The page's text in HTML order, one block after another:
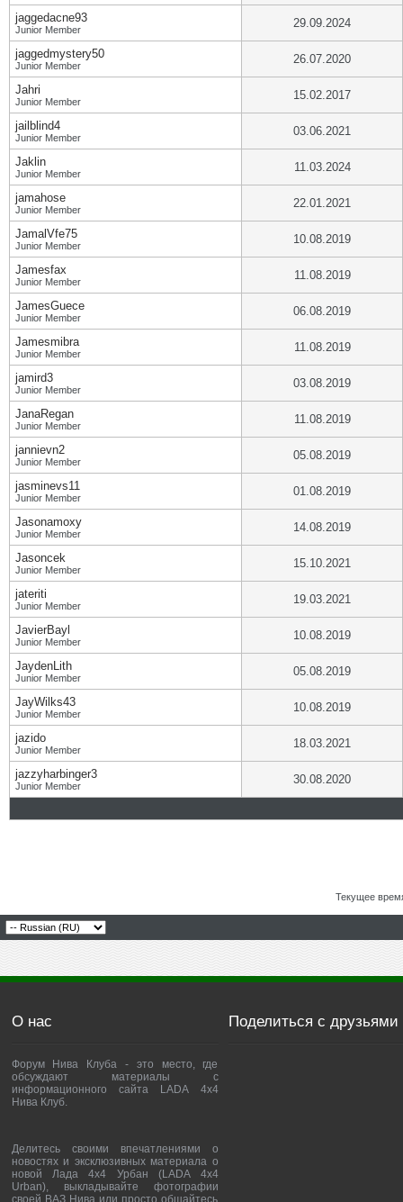
jaggedacne93
Junior Member 29.09.2024
jaggedmystery50
Junior Member 26.07.2020
Jahri
Junior Member 15.02.2017
jailblind4
Junior Member 03.06.2021
Jaklin
Junior Member 11.03.2024
jamahose
Junior Member 22.01.2021
JamalVfe75
Junior Member 10.08.2019
Jamesfax
Junior Member 11.08.2019
JamesGuece
Junior Member 06.08.2019
Jamesmibra
Junior Member 11.08.2019
jamird3
Junior Member 03.08.2019
JanaRegan
Junior Member 11.08.2019
jannievn2
Junior Member 05.08.2019
jasminevs11
Junior Member 01.08.2019
Jasonamoxy
Junior Member 14.08.2019
Jasoncek
Junior Member 15.10.2021
jateriti
Junior Member 19.03.2021
JavierBayl
Junior Member 10.08.2019
JaydenLith
Junior Member 05.08.2019
JayWilks43
Junior Member 10.08.2019
jazido
Junior Member 18.03.2021
jazzyharbinger3
Junior Member 30.08.2020
Текущее
О нас
Форум Нива Клуба - это место, где
обсуждают материалы с
информационного сайта LADA 4x4
Нива Клуб.
Делитесь своими впечатлениями о
новостях и эксклюзивных материала о
новой Лада 4х4 Урбан (LADA 4x4
Urban), выкладывайте фотографии
своей ВАЗ Нива или просто общайтесь
Поделиться с друзьями